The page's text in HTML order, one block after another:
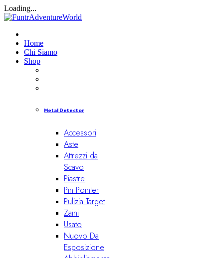
Loading...
Home
Chi Siamo
Shop
Metal Detector
Accessori
Aste
Attrezzi da
Scavo
Piastre
Pin Pointer
Pulizia Target
Zaini
Usato
Nuovo Da
Esposizione